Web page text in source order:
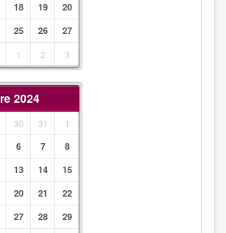
18 19
20
25 26
27
1 2 3
2024
30 31 1
6 7
8
13 14
15
20 21
22
27 28
29